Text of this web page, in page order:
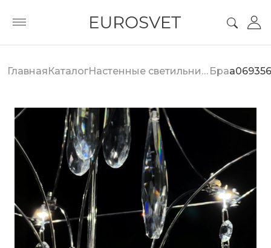
ГлавнаяКаталог Настенные светильники Браa069356